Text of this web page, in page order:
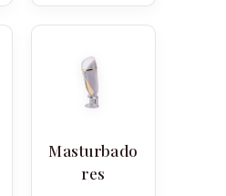
Masturbado
res